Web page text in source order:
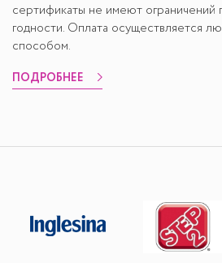
сертификаты не имеют ограничений
годности. Оплата осуществляется
способом.
ПОДРОБНЕЕ